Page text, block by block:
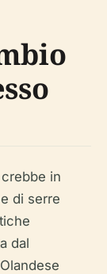
in
di serre
dal